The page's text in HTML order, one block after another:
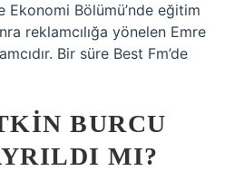
Ekonomi Bölümü’nde eğitim
reklamcılığa yönelen Emre
Bir süre Best Fm’de
BURCU
MI?